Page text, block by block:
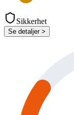
Sikkerhet
Se detaljer >